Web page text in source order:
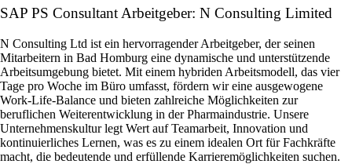
SAP PS Consultant Arbeitgeber: N Consulting Limited
N Consulting Ltd ist ein hervorragender Arbeitgeber, der seinen
Mitarbeitern in Bad Homburg eine dynamische und unterstützende
Arbeitsumgebung bietet. Mit einem hybriden Arbeitsmodell, das vier
Tage pro Woche im Büro umfasst, fördern wir eine ausgewogene
Work-Life-Balance und bieten zahlreiche Möglichkeiten zur
beruflichen Weiterentwicklung in der Pharmaindustrie. Unsere
Unternehmenskultur legt Wert auf Teamarbeit, Innovation und
kontinuierliches Lernen, was es zu einem idealen Ort für Fachkräfte
macht, die bedeutende und erfüllende Karrieremöglichkeiten suchen.